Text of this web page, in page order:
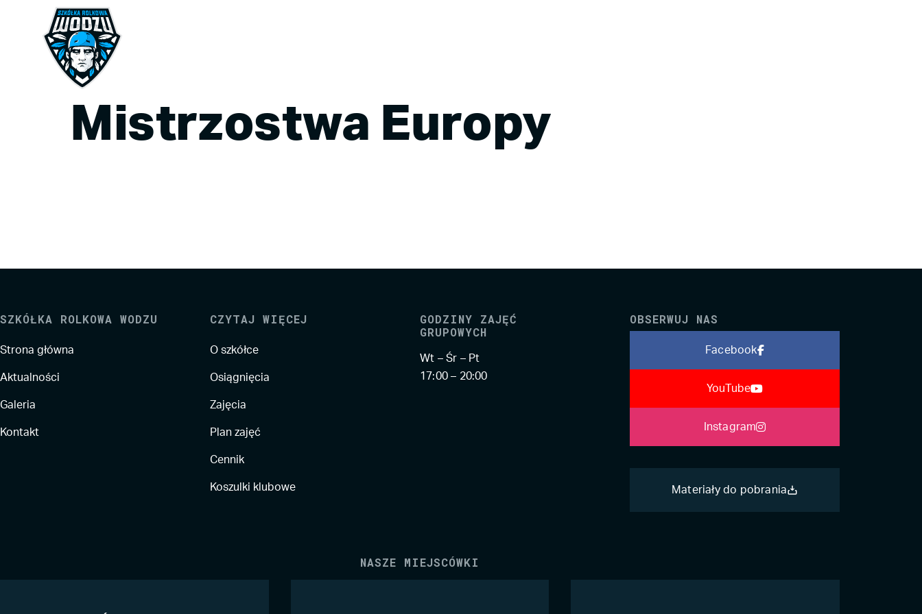
Mistrzostwa Europy
SZKÓŁKA ROLKOWA WODZU
Strona główna
Aktualności
Galeria
Kontakt
CZYTAJ WIĘCEJ
O szkółce
Osiągnięcia
Zajęcia
Plan zajęć
Cennik
Koszulki klubowe
GODZINY ZAJĘĆ
GRUPOWYCH
Wt – Śr – Pt
17:00 – 20:00
OBSERWUJ NAS
Facebook
YouTube
Instagram
Materiały do pobrania
NASZE MIEJSCÓWKI